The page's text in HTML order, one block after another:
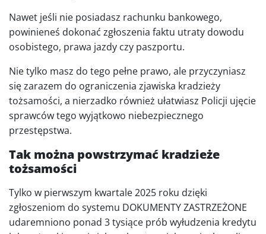
Nawet jeśli nie posiadasz rachunku bankowego,
powinieneś dokonać zgłoszenia faktu utraty dowodu
osobistego, prawa jazdy czy paszportu.
Nie tylko masz do tego pełne prawo, ale przyczyniasz
się zarazem do ograniczenia zjawiska kradzieży
tożsamości, a nierzadko również ułatwiasz Policji ujęcie
sprawców tego wyjątkowo niebezpiecznego
przestępstwa.
Tak można powstrzymać kradzieże
tożsamości
Tylko w pierwszym kwartale 2025 roku dzięki
zgłoszeniom do systemu DOKUMENTY ZASTRZEŻONE
udaremniono ponad 3 tysiące prób wyłudzenia kredytu